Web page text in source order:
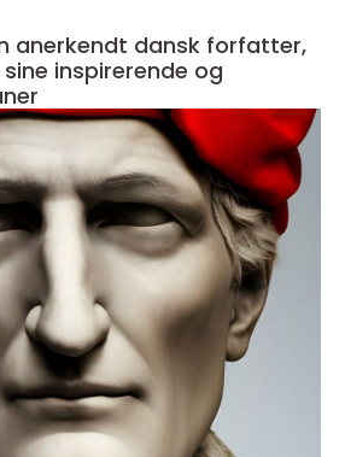
anerkendt dansk forfatter,
inspirerende og